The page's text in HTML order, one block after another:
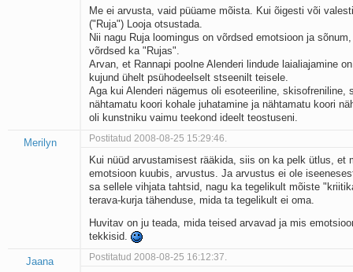
Me ei arvusta, vaid püüame mõista. Kui õigesti või
("Ruja") Looja otsustada.
Nii nagu Ruja loomingus on võrdsed emotsioon ja
võrdsed ka "Rujas".
Arvan, et Rannapi poolne Alenderi lindude laialiajamine
kujund ühelt psühodeelselt stseenilt teisele.
Aga kui Alenderi nägemus oli esoteeriline, skisofreniline,
nähtamatu koori kohale juhatamine ja nähtamatu koori
oli kunstniku vaimu teekond ideelt teostuseni.
Merilyn Postitatud 2008-08-25 15:29:46.
Kui nüüd arvustamisest rääkida, siis on ka pelk ütlus, et
emotsioon kuubis, arvustus. Ja arvustus ei ole
sa sellele vihjata tahtsid, nagu ka tegelikult mõiste
terava-kurja tähenduse, mida ta tegelikult ei oma.
Huvitav on ju teada, mida teised arvavad ja mis
tekkisid.
Jaana Postitatud 2008-08-25 16:12:37.